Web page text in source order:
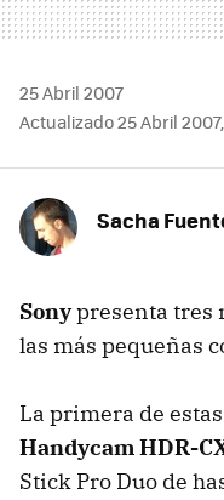
25 Abril 2007
Actualizado 25 Abril 2007,
Sacha
Sonypresenta tres
las más pequeñas
La primera de
Handycam HDR-
Stick Pro Duo de